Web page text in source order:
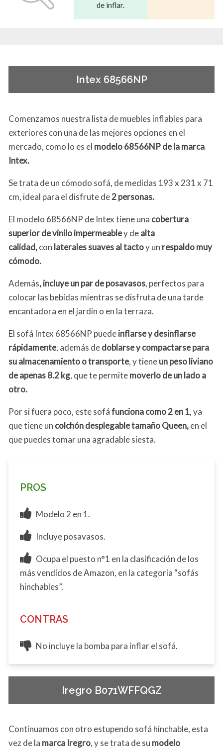
de inflar.
Intex 68566NP
Comenzamos nuestra lista de muebles inflables para
exteriores con una de las mejores opciones en el
mercado, como lo es el modelo 68566NP de la marca
Intex.
Se trata de un cómodo sofá, de medidas 193 x 231 x 71
cm, ideal para el disfrute de2 personas.
El modelo 68566NP de Intex tiene una cobertura
superior de vinilo impermeabley dealta
calidad,con laterales suaves al tactoy un respaldo muy
cómodo.
Además, incluye un par de posavasos, perfectos para
colocar las bebidas mientras se disfruta de una tarde
encantadora en el jardín o en la terraza.
El sofá Intex 68566NP puedeinflarse y desinflarse
rápidamente, además dedoblarse y compactarse para
su almacenamiento o transporte, y tieneun peso liviano
de apenas 8.2 kg, que te permitemoverlo de un lado a
otro.
Por si fuera poco, este sofáfunciona como 2 en 1, ya
que tiene un colchón desplegable tamaño Queen,en el
que puedes tomar una agradable siesta.
PROS
Modelo 2 en 1.
Incluye posavasos.
Ocupa el puesto n°1 en la clasificación de los
más vendidos de Amazon, en la categoría “sofás
hinchables”.
CONTRAS
No incluye la bomba para inflar el sofá.
Iregro B071WFFQGZ
Continuamos con otro estupendo sofá hinchable, esta
vez de la marca Iregro, y se trata de su modelo